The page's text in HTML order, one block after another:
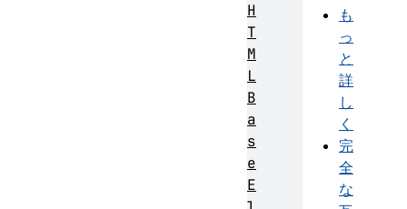
も
っ
と
詳
し
く
完
全
な
H
T
M
L
B
a
s
e
E